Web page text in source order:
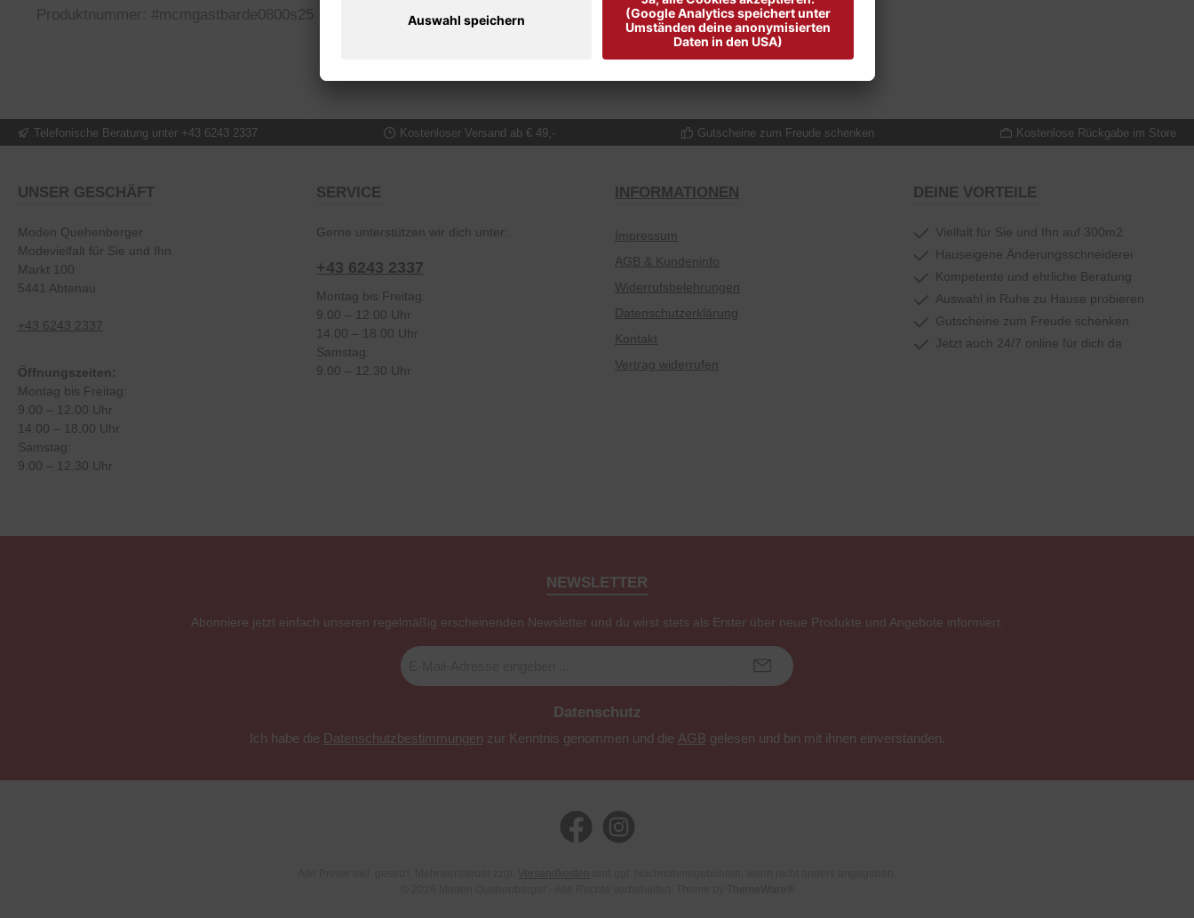
Produktnummer: #mcmgastbarde0800s25
Telefonische Beratung unter +43 6243 2337 Kostenloser Versand ab € 49,- Gutscheine zum Freude schenken Kostenlose Rückgabe im Store
SERVICE
Gerne unterstützen wir dich unter:
+43 6243 2337
Montag bis Freitag:
9.00 – 12.00 Uhr
14.00 – 18.00 Uhr
Samstag:
9.00 – 12.30 Uhr
INFORMATIONEN
Impressum
AGB & Kundeninfo
Widerrufsbelehrungen
Datenschutzerklärung
Kontakt
Vertrag widerrufen
UNSER GESCHÄFT
Moden Quehenberger
Modevielfalt für Sie und Ihn
Markt 100
5441 Abtenau
+43 6243 2337
Öffnungszeiten:
Montag bis Freitag:
9.00 – 12.00 Uhr
14.00 – 18.00 Uhr
Samstag:
9.00 – 12.30 Uhr
DEINE VORTEILE
Vielfalt für Sie und Ihn auf 300m2
Hauseigene Änderungsschneiderei
Kompetente und ehrliche Beratung
Auswahl in Ruhe zu Hause probieren
Gutscheine zum Freude schenken
Jetzt auch 24/7 online für dich da
NEWSLETTER
Abonniere jetzt einfach unseren regelmäßig erscheinenden Newsletter und du wirst stets als Erster über neue Produkte und Angebote informiert.
E-
Mail-
Datenschutz
Ich habe die Datenschutzbestimmungen zur Kenntnis genommen und die AGB gelesen und bin mit ihnen einverstanden.
Facebook Instagram